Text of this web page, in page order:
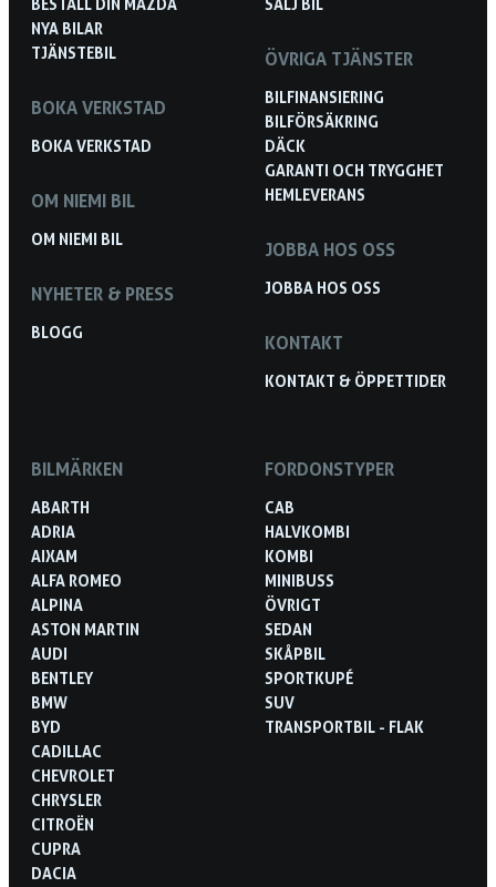
BESTÄLL DIN MAZDA
NYA BILAR
TJÄNSTEBIL
BOKA VERKSTAD
BOKA VERKSTAD
OM NIEMI BIL
OM NIEMI BIL
NYHETER & PRESS
BLOGG
SÄLJ BIL
ÖVRIGA TJÄNSTER
BILFINANSIERING
BILFÖRSÄKRING
DÄCK
GARANTI OCH TRYGGHET
HEMLEVERANS
JOBBA HOS OSS
JOBBA HOS OSS
KONTAKT
KONTAKT & ÖPPETTIDER
BILMÄRKEN
ABARTH
ADRIA
AIXAM
ALFA ROMEO
ALPINA
ASTON MARTIN
AUDI
BENTLEY
BMW
BYD
CADILLAC
CHEVROLET
CHRYSLER
CITROËN
CUPRA
DACIA
FORDONSTYPER
CAB
HALVKOMBI
KOMBI
MINIBUSS
ÖVRIGT
SEDAN
SKÅPBIL
SPORTKUPÉ
SUV
TRANSPORTBIL - FLAK